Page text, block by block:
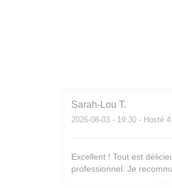
Sarah-Lou T
2026-08-03 - 19:30 - Hosté 4
Excellent ! Tout est
professionnel. Je